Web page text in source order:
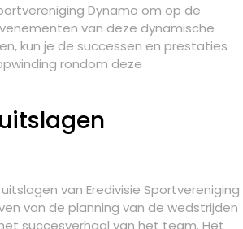
Dynamo om op de
van deze dynamische
kun je de successen en prestaties
rondom deze
van Eredivisie Sportvereniging
van de planning van de wedstrijden
succesverhaal van het team. Het